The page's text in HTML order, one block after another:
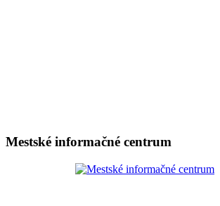
Mestské informačné centrum